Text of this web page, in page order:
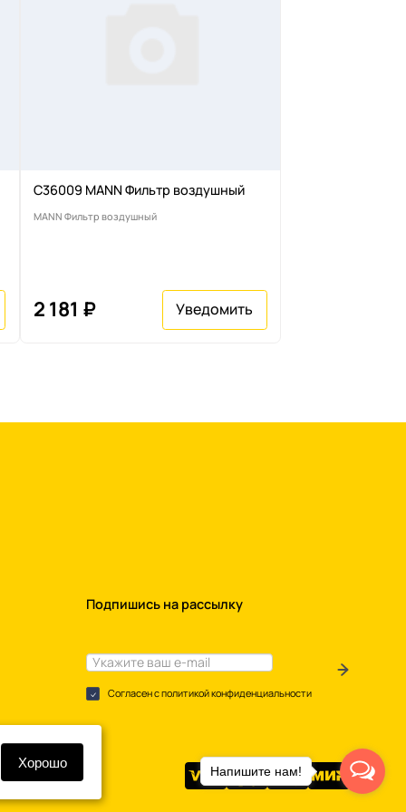
C36009 MANN Фильтр воздушный
MANN Фильтр воздушный
2 181 ₽
Подпишись на рассылку
Согласен с политикой конфиденциальности
Хорошо Напишите нам!